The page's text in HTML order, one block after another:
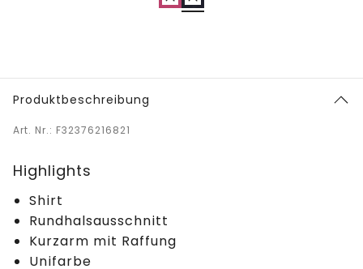
Produktbeschreibung
Art. Nr.: F32376216821
Highlights
Shirt
Rundhalsausschnitt
Kurzarm mit Raffung
Unifarbe